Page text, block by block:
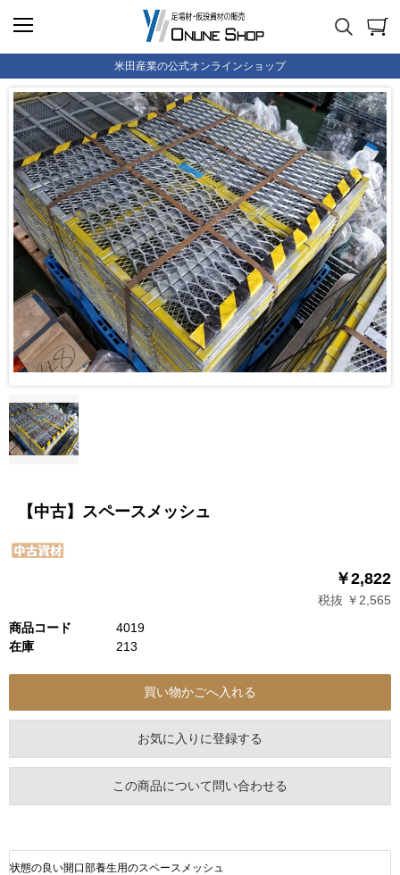
米田産業の公式オンラインショップ
【中古】スペースメッシュ
￥2,822
税抜 ￥2,565
商品コード
4019
在庫
213
お気に入りに登録する
この商品について問い合わせる
状態の良い開口部養生用のスペースメッシュ